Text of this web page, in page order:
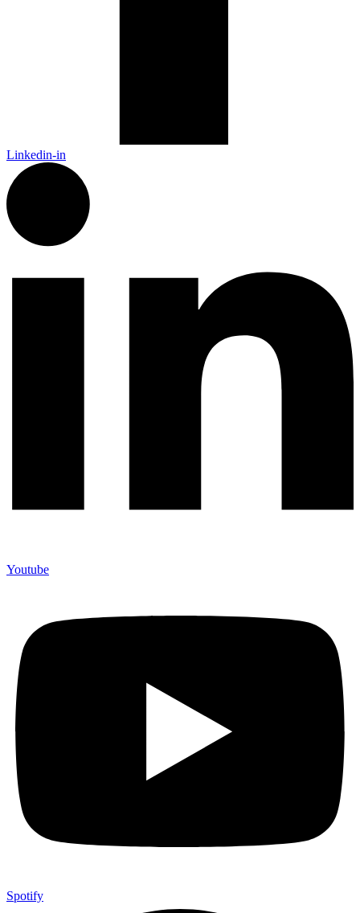
Linkedin-in
Youtube
Spotify